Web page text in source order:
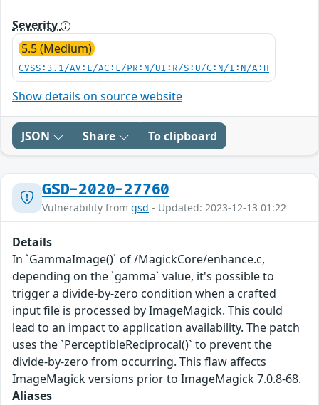
Severity
5.5 (Medium)
CVSS:3.1/AV:L/AC:L/PR:N/UI:R/S:U/C:N/I:N/A:H
Show details on source website
JSON Share To clipboard
GSD-2020-27760
Vulnerability from gsd - Updated: 2023-12-13 01:22
Details
In `GammaImage()` of /MagickCore/enhance.c,
depending on the `gamma` value, it's possible to
trigger a divide-by-zero condition when a crafted
input file is processed by ImageMagick. This could
lead to an impact to application availability. The patch
uses the `PerceptibleReciprocal()` to prevent the
divide-by-zero from occurring. This flaw affects
ImageMagick versions prior to ImageMagick 7.0.8-68.
Aliases